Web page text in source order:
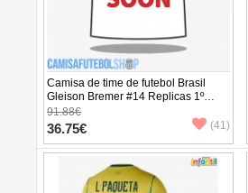
Camisa de time de futebol Brasil
Gleison Bremer #14 Replicas 1º
Equipamento Infantil Mundo 2026
Manga Curta (+ Calças curtas)
91.88€
36.75€ (41)